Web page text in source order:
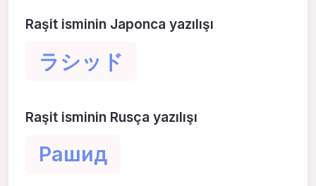
Raşit isminin Japonca yazılışı
ラシッド
Raşit isminin Rusça yazılışı
Рашид